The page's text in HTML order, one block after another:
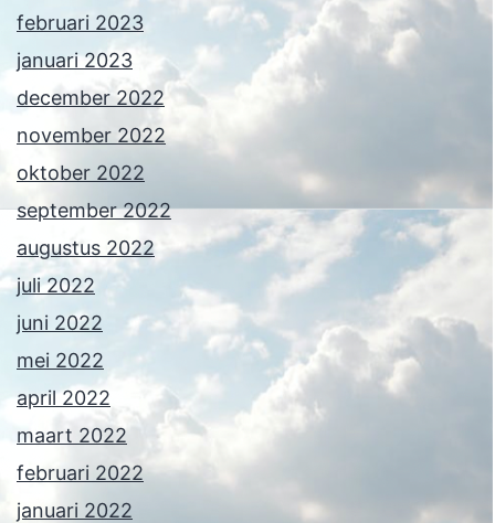
februari 2023
januari 2023
december 2022
november 2022
oktober 2022
september 2022
augustus 2022
juli 2022
juni 2022
mei 2022
april 2022
maart 2022
februari 2022
januari 2022